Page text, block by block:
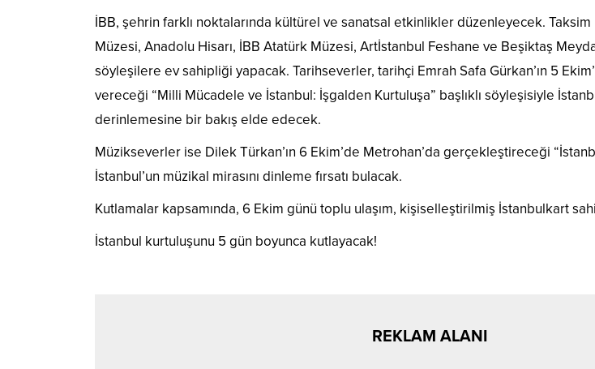
İBB, şehrin farklı noktalarında kültürel ve sanatsal etkinlikler düzenleyecek.
Müzesi, Anadolu Hisarı, İBB Atatürk Müzesi, Artİstanbul Feshane ve Beşiktaş
söyleşilere ev sahipliği yapacak. Tarihseverler, tarihçi Emrah Safa Gürkan’ın 5
vereceği “Milli Mücadele ve İstanbul: İşgalden Kurtuluşa” başlıklı söyleşisiyle
derinlemesine bir bakış elde edecek.
Müzikseverler ise Dilek Türkan’ın 6 Ekim’de Metrohan’da gerçekleştireceği
İstanbul’un müzikal mirasını dinleme fırsatı bulacak.
Kutlamalar kapsamında, 6 Ekim günü toplu ulaşım, kişiselleştirilmiş İstanbulkart
İstanbul kurtuluşunu 5 gün boyunca kutlayacak!
REKLAM ALANI